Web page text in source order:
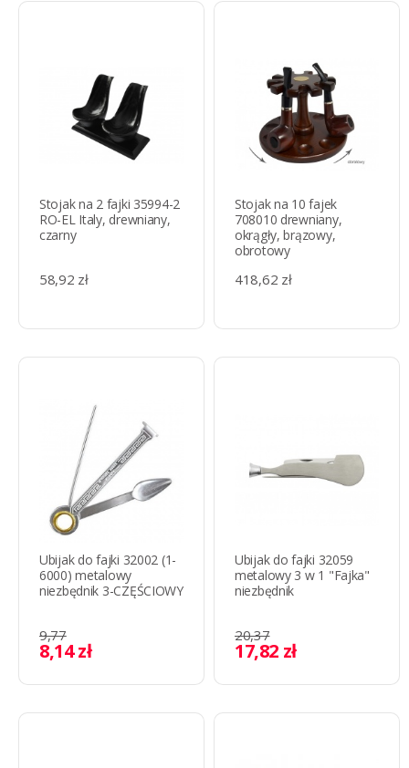
Stojak na 2 fajki 35994-2
RO-EL Italy, drewniany,
czarny
58,92 zł
Stojak na 10 fajek
708010 drewniany,
okrągły, brązowy,
obrotowy
418,62 zł
Ubijak do fajki 32002 (1-
6000) metalowy
niezbędnik 3-CZĘŚCIOWY
9,77
8,14 zł
Ubijak do fajki 32059
metalowy 3 w 1 "Fajka"
niezbędnik
20,37
17,82 zł